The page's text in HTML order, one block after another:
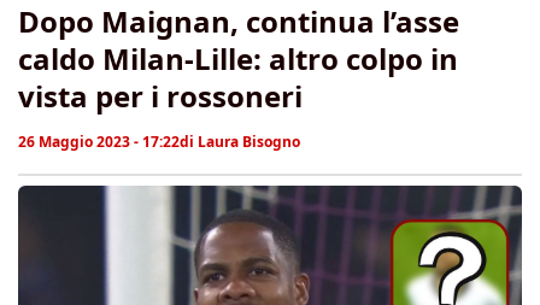
Dopo Maignan, continua l’asse
caldo Milan-Lille: altro colpo in
vista per i rossoneri
26 Maggio 2023 - 17:22di Laura Bisogno